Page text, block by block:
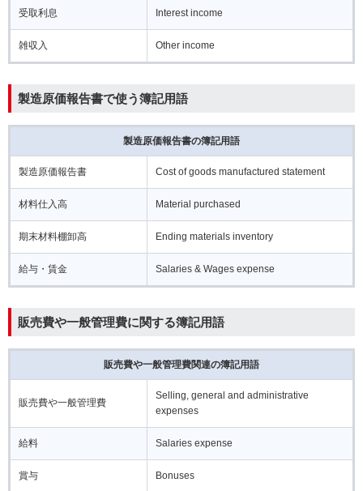
受取利息 Interest income
雑収入 Other income
製造原価報告書で使う簿記用語
製造原価報告書の簿記用語
製造原価報告書 Cost of goods manufactured statement
材料仕入高 Material purchased
期末材料棚卸高 Ending materials inventory
給与・賃金 Salaries & Wages expense
販売費や一般管理費に関する簿記用語
販売費や一般管理費関連の簿記用語
販売費や一般管理費
Selling, general and administrative
expenses
給料 Salaries expense
賞与 Bonuses